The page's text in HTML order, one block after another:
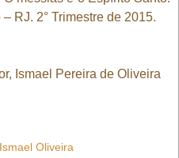
RJ. 2° Trimestre de 2015.
Ismael Pereira de Oliveira
Oliveira